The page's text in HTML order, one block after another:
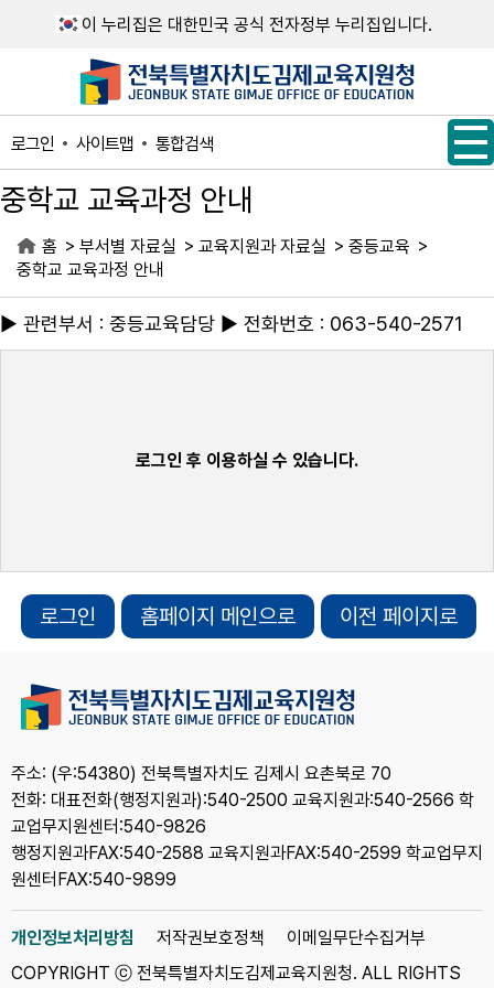
이 누리집은 대한민국 공식 전자정부 누리집입니다.
로그인 사이트맵 통합검색
중학교 교육과정 안내
홈 > 부서별 자료실 > 교육지원과 자료실 > 중등교육 >
중학교 교육과정 안내
▶ 관련부서 : 중등교육담당 ▶ 전화번호 : 063-540-2571
로그인 후 이용하실 수 있습니다.
로그인 홈페이지 메인으로 이전 페이지로
주소: (우:54380) 전북특별자치도 김제시 요촌북로 70
전화: 대표전화(행정지원과):540-2500 교육지원과:540-2566 학
교업무지원센터:540-9826
행정지원과FAX:540-2588 교육지원과FAX:540-2599 학교업무지
원센터FAX:540-9899
개인정보처리방침 저작권보호정책
이메일무단수집거부
COPYRIGHT ⓒ 전북특별자치도김제교육지원청. ALL RIGHTS